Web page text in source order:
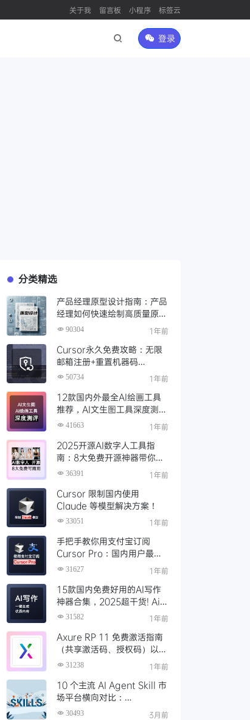
关于我 留言板 小程序 标签云
登录
分类精选
产品经理原型设计指南：产品
经理如何快速绘制高质量原
型？（附步骤与资源）
90304 1年前
Cursor永久免费攻略：无限
邮箱注册+重置机器码
+Cursor试用期重置工具实现
50734 1年前
12款国内外最全AI绘画工具
推荐，AI文生图工具深度测评
与场景化对比
41663 1年前
2025开源AI数字人工具指
南：8大免费开源神器带你免
费解锁可商用的AI数字人
36391 1年前
Cursor 限制国内使用
Claude 等模型解决方案！
33051 1年前
手把手教你用支付宝订阅
Cursor Pro：国内用户最全
开通教程（附取消自动扣费）
31627 1年前
15款国内免费好用的AI写作
神器合集，2025超干货! Ai
写作工具推荐，支持论文长文
31582 1年前
Axure RP 11 免费激活指南
（共享激活码、授权码）以及
永久激活方法分享
31238 1年前
10 个主流 AI Agent Skill 市
场平台横向对比：
Clawhub、Skillsmp、
30493 3月前